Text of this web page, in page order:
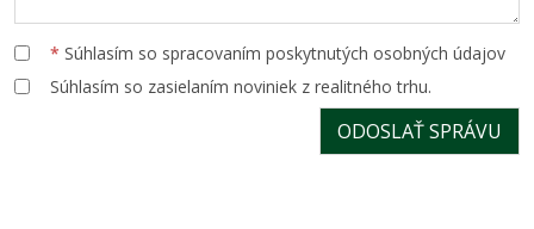
* Súhlasím so spracovaním poskytnutých osobných údajov
Súhlasím so zasielaním noviniek z realitného trhu.